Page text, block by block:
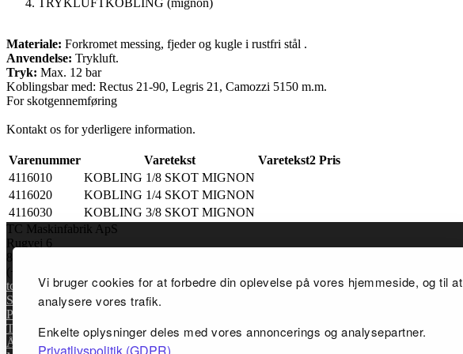
Vi bruger cookies for at forbedre din oplevelse på vores hjemmeside, og til at
analysere vores trafik.
Enkelte oplysninger deles med vores annoncerings og analysepartner.
Materiale: Forkromet messing, fjeder og kugle i rustfri stål .
Anvendelse: Trykluft.
Tryk: Max. 12 bar
Koblingsbar med: Rectus 21-90, Legris 21, Camozzi 5150 m.m.
For skotgennemføring
Kontakt os for yderligere information.
Varenummer Varetekst Varetekst2 Pris
4116010
KOBLING 1/8 SKOT MIGNON
4116020
KOBLING 1/4 SKOT MIGNON
4116030
KOBLING 3/8 SKOT MIGNON
TC Maskinfabrik ApS
Rugvej 6
8920 Randers NV, Danmark
(+45) 86434144
tcm@tcmaskinfabrik.dk
Salgsbetingelser & vilkår
Privatlivspolitik (GDPR)
Teknisk Information
Åbningstider / Find vej